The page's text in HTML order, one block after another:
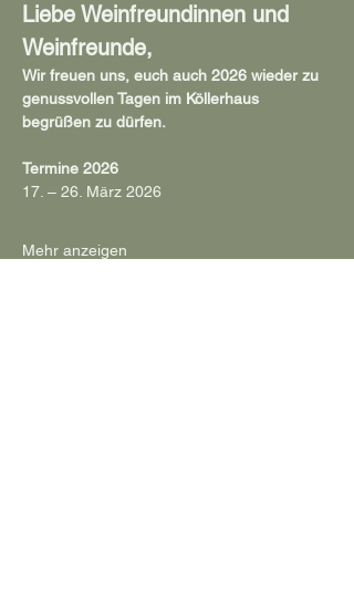
Liebe Weinfreundinnen und
Weinfreunde,
Wir freuen uns, euch auch 2026 wieder zu
genussvollen Tagen im Köllerhaus
begrüßen zu dürfen.
Termine 2026
17. – 26. März 2026
Mehr anzeigen